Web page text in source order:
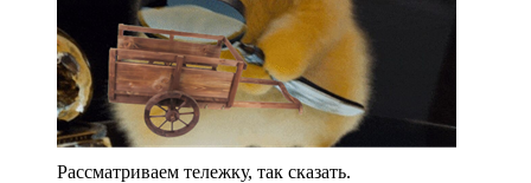
Рассматриваем тележку, так сказать.